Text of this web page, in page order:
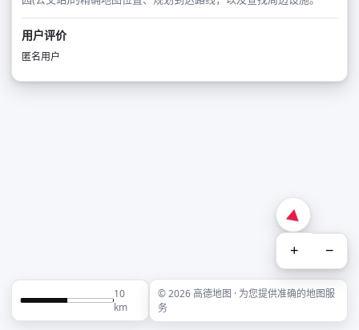
用户评价
匿名用户
+ −
10
km
© 2026 高德地图 · 为您提供准确的地图服
务